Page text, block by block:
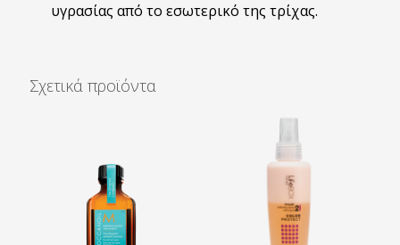
υγρασίας από το εσωτερικό της τρίχας.
Σχετικά προϊόντα